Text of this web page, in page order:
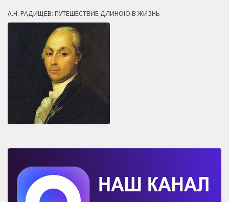
А.Н. РАДИЩЕВ: ПУТЕШЕСТВИЕ ДЛИНОЮ В ЖИЗНЬ